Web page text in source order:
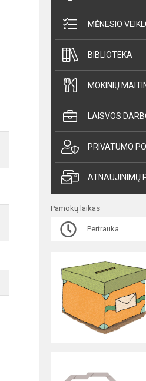
MĖNESIO
BIBLIOTEKA
MOKINIŲ
LAISVOS
PRIVATUMO
ATNAUJINIMŲ
Pamokų laikas
Pertrauka